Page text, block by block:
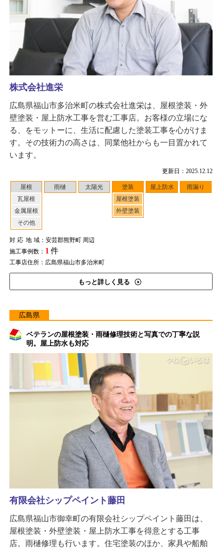
更新日：2025.12.12
屋根
瓦屋根
金属屋根
その他
雨樋 太陽光
塗装
屋根塗装
外壁塗装
屋上防水 雨漏り
対応地域：安芸郡熊野町 周辺
施工事例数： 1 件
工事店住所：広島県福山市多治米町
もっと詳しく見る
株式会社進栄
広島県福山市多治米町の株式会社進栄は、屋根塗装・外
壁塗装・屋上防水工事を営む工事店。お客様の立場にな
る、をモットーに、生活に配慮した塗装工事を心がけま
す。その技術力の高さは、同業他社からも一目置かれて
います。
広島県
ベテランの屋根塗装・雨樋修理技術と写真での丁寧な説
明。屋上防水も対応
有限会社シップペイント藤田
広島県福山市御幸町の有限会社シップペイント藤田は、
屋根塗装・外壁塗装・屋上防水工事を得意とする工事
店。雨樋修理も行います。住宅塗装のほか、家具や船舶